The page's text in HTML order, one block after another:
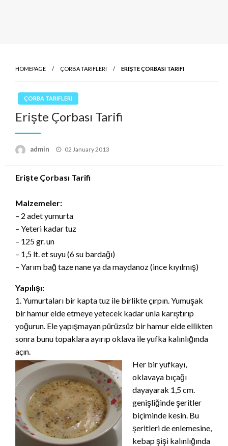
HOMEPAGE ÇORBA TARIFLERI ERIŞTE ÇORBASI TARIFI
ÇORBA TARIFLERI
Erişte Çorbası Tarifi
admin
Posted
02 January 2013
Erişte Çorbası Tarifi
Malzemeler:
– 2 adet yumurta
– Yeteri kadar tuz
– 125 gr. un
– 1,5 lt. et suyu (6 su bardağı)
– Yarım bağ taze nane ya da maydanoz (ince kıyılmış)
Yapılışı:
1. Yumurtaları bir kapta tuz ile birlikte çırpın. Yumuşak
bir hamur elde etmeye yetecek kadar unla karıştırıp
yoğurun. Ele yapışmayan pürüzsüz bir hamur elde ellikten
sonra bunu topaklara ayırıp oklava ile yufka kalınlığında
açın.
Her bir yufkayı,
oklavaya bıçağı
dayayarak 1,5 cm.
genişliğinde şeritler
biçiminde kesin. Bu
şeritleri de enlemesine,
kebap şişi kalınlığında